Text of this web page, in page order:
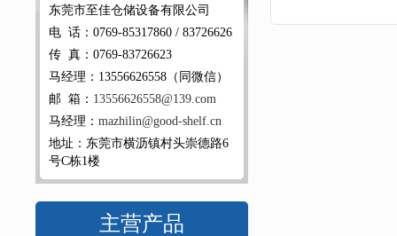
东莞市至佳仓储设备有限公司
电 话：0769-85317860 / 83726626
传 真：0769-83726623
马经理：13556626558（同微信）
邮 箱： 13556626558@139.com
马经理： mazhilin@good-shelf.cn
地址：东莞市横沥镇村头崇德路6
号C栋1楼
主营产品